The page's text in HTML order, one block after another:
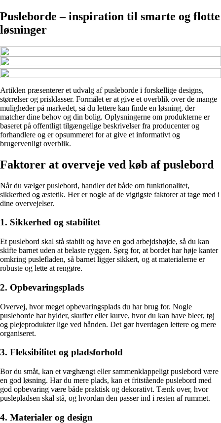
Pusleborde – inspiration til smarte og flotte
løsninger
Artiklen præsenterer et udvalg af pusleborde i forskellige designs,
størrelser og prisklasser. Formålet er at give et overblik over de mange
muligheder på markedet, så du lettere kan finde en løsning, der
matcher dine behov og din bolig. Oplysningerne om produkterne er
baseret på offentligt tilgængelige beskrivelser fra producenter og
forhandlere og er opsummeret for at give et informativt og
brugervenligt overblik.
Faktorer at overveje ved køb af puslebord
Når du vælger puslebord, handler det både om funktionalitet,
sikkerhed og æstetik. Her er nogle af de vigtigste faktorer at tage med i
dine overvejelser.
1. Sikkerhed og stabilitet
Et puslebord skal stå stabilt og have en god arbejdshøjde, så du kan
skifte barnet uden at belaste ryggen. Sørg for, at bordet har høje kanter
omkring puslefladen, så barnet ligger sikkert, og at materialerne er
robuste og lette at rengøre.
2. Opbevaringsplads
Overvej, hvor meget opbevaringsplads du har brug for. Nogle
pusleborde har hylder, skuffer eller kurve, hvor du kan have bleer, tøj
og plejeprodukter lige ved hånden. Det gør hverdagen lettere og mere
organiseret.
3. Fleksibilitet og pladsforhold
Bor du småt, kan et væghængt eller sammenklappeligt puslebord være
en god løsning. Har du mere plads, kan et fritstående puslebord med
god opbevaring være både praktisk og dekorativt. Tænk over, hvor
puslepladsen skal stå, og hvordan den passer ind i resten af rummet.
4. Materialer og design